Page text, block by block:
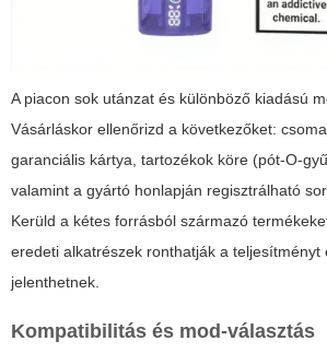
A piacon sok utánzat és különböző kiadású
Vásárláskor ellenőrizd a következőket:
garanciális kártya, tartozékok köre (pót-O-
valamint a gyártó honlapján regisztrálható
Kerüld a kétes forrásból származó
eredeti alkatrészek ronthatják a teljesítményt
jelenthetnek.
Kompatibilitás és mod-választás